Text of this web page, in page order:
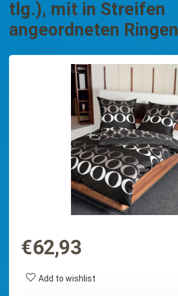
tlg.), mit in Streifen
angeordneten Ringen
€62,93
Add to wishlist